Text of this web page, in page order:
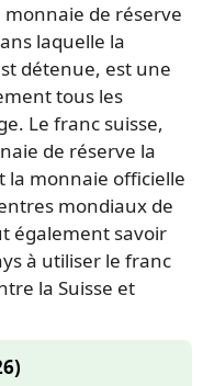
de réserve
laquelle la
détenue, est une
tous les
Le franc suisse,
de réserve la
la monnaie officielle
mondiaux de
également savoir
à utiliser le franc
la Suisse et